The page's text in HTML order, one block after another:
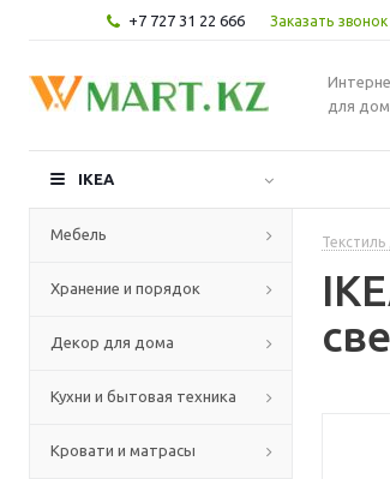
+7 727 31 22 666 Заказать звонок
для
IKEA
Мебель
Хранение и порядок
Декор для дома
Кухни и бытовая техника
Кровати и матрасы